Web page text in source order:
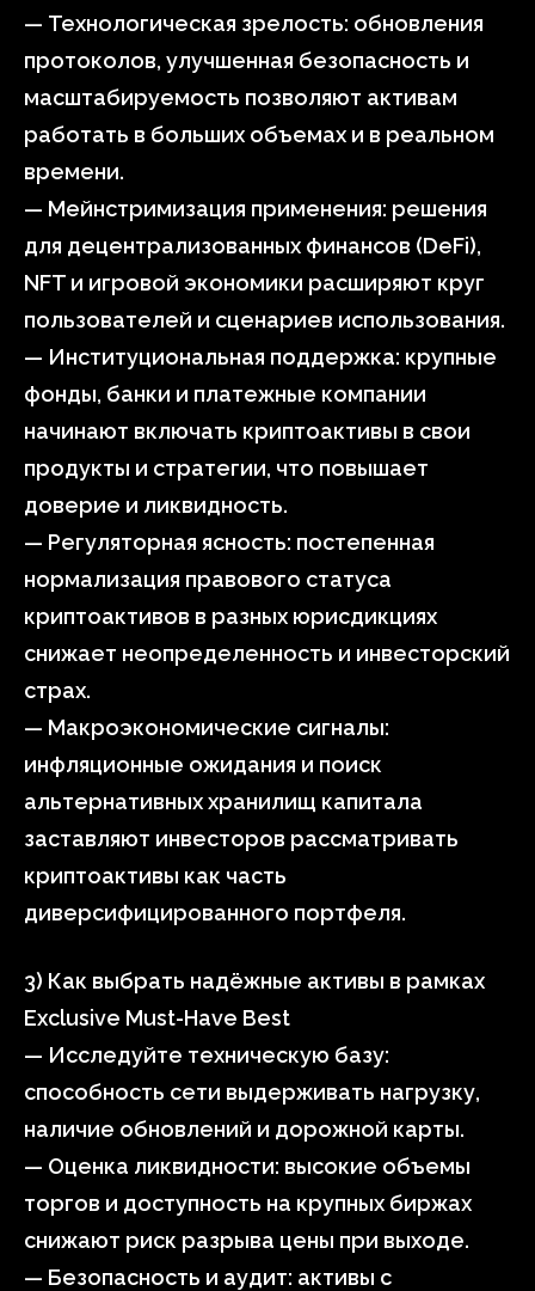
— Технологическая зрелость: обновления
протоколов, улучшенная безопасность и
масштабируемость позволяют активам
работать в больших объемах и в реальном
времени.
— Мейнстримизация применения: решения
для децентрализованных финансов (DeFi),
NFT и игровой экономики расширяют круг
пользователей и сценариев использования.
— Институциональная поддержка: крупные
фонды, банки и платежные компании
начинают включать криптоактивы в свои
продукты и стратегии, что повышает
доверие и ликвидность.
— Регуляторная ясность: постепенная
нормализация правового статуса
криптоактивов в разных юрисдикциях
снижает неопределенность и инвесторский
страх.
— Макроэкономические сигналы:
инфляционные ожидания и поиск
альтернативных хранилищ капитала
заставляют инвесторов рассматривать
криптоактивы как часть
диверсифицированного портфеля.
3) Как выбрать надёжные активы в рамках
Exclusive Must-Have Best
— Исследуйте техническую базу:
способность сети выдерживать нагрузку,
наличие обновлений и дорожной карты.
— Оценка ликвидности: высокие объемы
торгов и доступность на крупных биржах
снижают риск разрыва цены при выходе.
— Безопасность и аудит: активы с